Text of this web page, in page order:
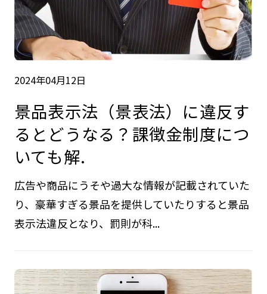
2024年04月12日
景品表示法（景表法）に違反す
るとどうなる？課徴金制度につ
いても解.
広告や商品にうそや過大な情報が記載されていた
り、豪華すぎる景品を提供していたりすると景品
表示法違反となり、罰則が科...